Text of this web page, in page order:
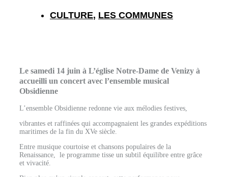
CULTURE, LES COMMUNES
Le samedi 14 juin à L’église Notre-Dame de Venizy à
accueilli un concert avec l’ensemble musical
Obsidienne
L’ensemble Obsidienne redonne vie aux mélodies festives,
vibrantes et raffinées qui accompagnaient les grandes expéditions
maritimes de la fin du XVe siècle.
Entre musique courtoise et chansons populaires de la
Renaissance, le programme tisse un subtil équilibre entre grâce
et vivacité.